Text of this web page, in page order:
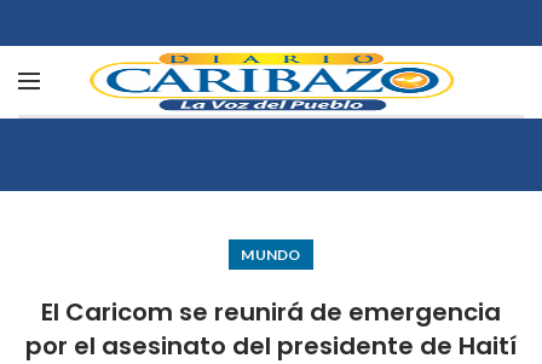
MUNDO
El Caricom se reunirá de emergencia
por el asesinato del presidente de Haití